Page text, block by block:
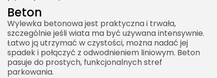
Beton
Wylewka betonowa jest praktyczna i trwała,
szczególnie jeśli wiata ma być używana intensywnie.
Łatwo ją utrzymać w czystości, można nadać jej
spadek i połączyć z odwodnieniem liniowym. Beton
pasuje do prostych, funkcjonalnych stref
parkowania.